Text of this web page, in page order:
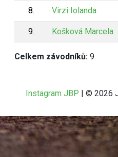
8. Virzi Iolanda
9. Košková Marcela
Celkem závodníků: 9
Instagram JBP | © 2026